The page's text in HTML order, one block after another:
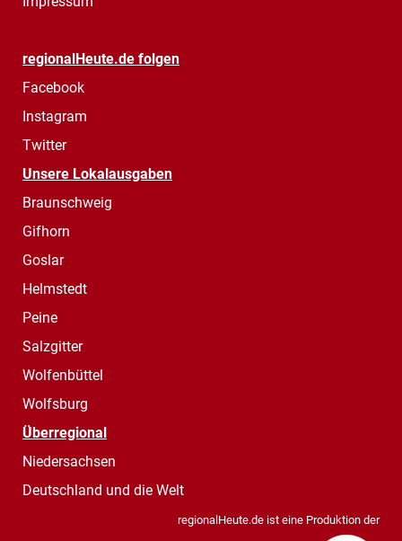
regionalHeute.de folgen
Facebook
Instagram
Twitter
Unsere Lokalausgaben
Braunschweig
Gifhorn
Goslar
Helmstedt
Peine
Salzgitter
Wolfenbüttel
Wolfsburg
Überregional
Niedersachsen
Deutschland und die Welt
regionalHeute.de ist eine Produktion der